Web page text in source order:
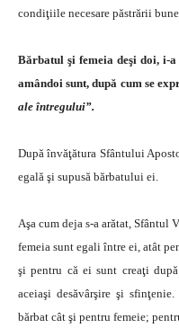
condiţiile necesare păstrării
Bărbatul şi femeia deşi doi, i-
amândoi sunt, după cum se
ale întregului”.
După învăţătura Sfântului
egală şi supusă bărbatului ei.
Aşa cum deja s-a arătat, Sfântul
femeia sunt egali între ei, atât
şi pentru că ei sunt creaţi
aceiaşi desăvârşire şi
bărbat cât şi pentru femeie;